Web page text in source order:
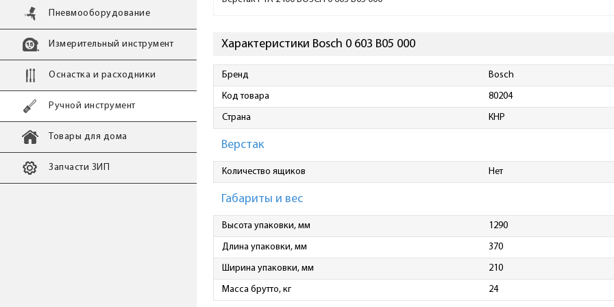
Пневмооборудование
Измерительный инструмент
Оснастка и расходники
Ручной инструмент
Товары для дома
Запчасти ЗИП
Характеристики Bosch 0 603 B05 000
Бренд Bosch
Код товара 80204
Страна КНР
Верстак
Количество ящиков Нет
Габариты и вес
Высота упаковки, мм 1290
Длина упаковки, мм 370
Ширина упаковки, мм 210
Масса брутто, кг 24